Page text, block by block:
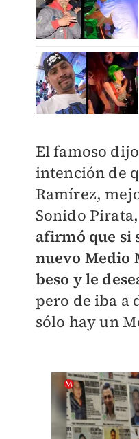
El famoso
intención de
Ramírez,
Sonido
afirmó que si
nuevo Medio
beso y le
pero de iba a
sólo hay un